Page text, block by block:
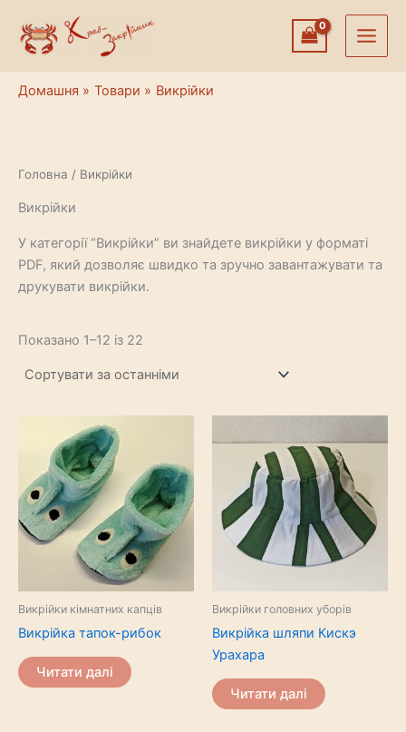
вмісту
Домашня Товари Викрійки
Головна / Викрійки
Викрійки
У категорії “Викрійки” ви знайдете викрійки у форматі
PDF, який дозволяє швидко та зручно завантажувати та
друкувати викрійки.
Показано 1–12 із 22
Викрійки кімнатних капців
Викрійка тапок-рибок
Читати далі
Викрійки головних уборів
Викрійка шляпи Кискэ
Урахара
Читати далі